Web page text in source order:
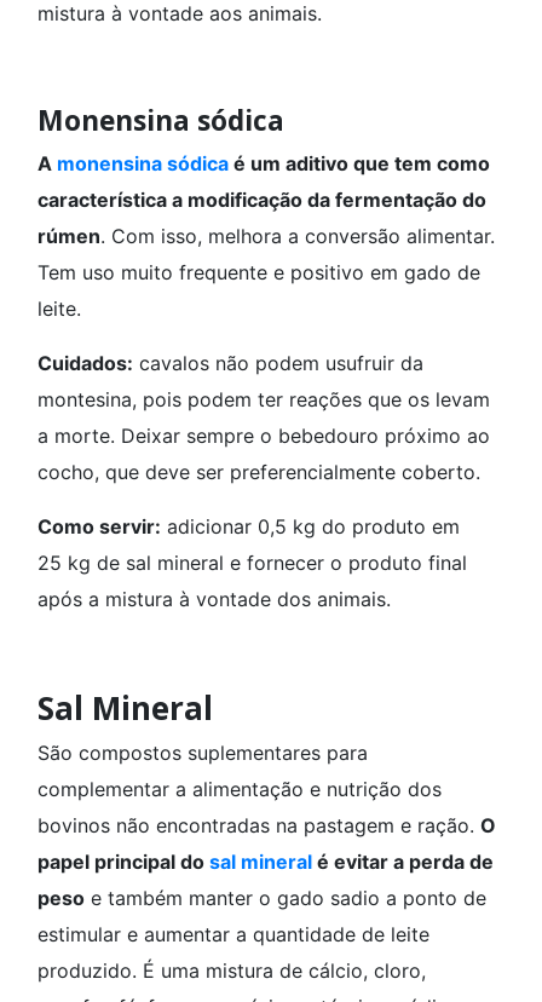
mistura à vontade aos animais.
Monensina sódica
A monensina sódica é um aditivo que tem como
característica a modificação da fermentação do
rúmen. Com isso, melhora a conversão alimentar.
Tem uso muito frequente e positivo em gado de
leite.
Cuidados: cavalos não podem usufruir da
montesina, pois podem ter reações que os levam
a morte. Deixar sempre o bebedouro próximo ao
cocho, que deve ser preferencialmente coberto.
Como servir: adicionar 0,5 kg do produto em
25 kg de sal mineral e fornecer o produto final
após a mistura à vontade dos animais.
Sal Mineral
São compostos suplementares para
complementar a alimentação e nutrição dos
bovinos não encontradas na pastagem e ração. O
papel principal do sal mineral é evitar a perda de
peso e também manter o gado sadio a ponto de
estimular e aumentar a quantidade de leite
produzido. É uma mistura de cálcio, cloro,